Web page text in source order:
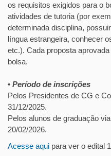
os requisitos exigidos para o
atividades de tutoria (por
determinada disciplina,
língua estrangeira, conhecer
etc.). Cada proposta
bolsa.
• Período de inscrições
Pelos Presidentes de CG e
31/12/2025.
Pelos alunos de graduação
20/02/2026.
Acesse aqui para ver o edital